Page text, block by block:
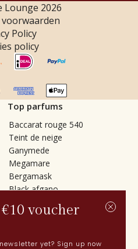
Lounge 2026
Policy
policy
Top parfums
Baccarat rouge 540
Teint de neige
Ganymede
Megamare
Bergamask
Black afgano
Gris charnel
Tilia
Vetiver Rain
voucher
yet? Sign up now